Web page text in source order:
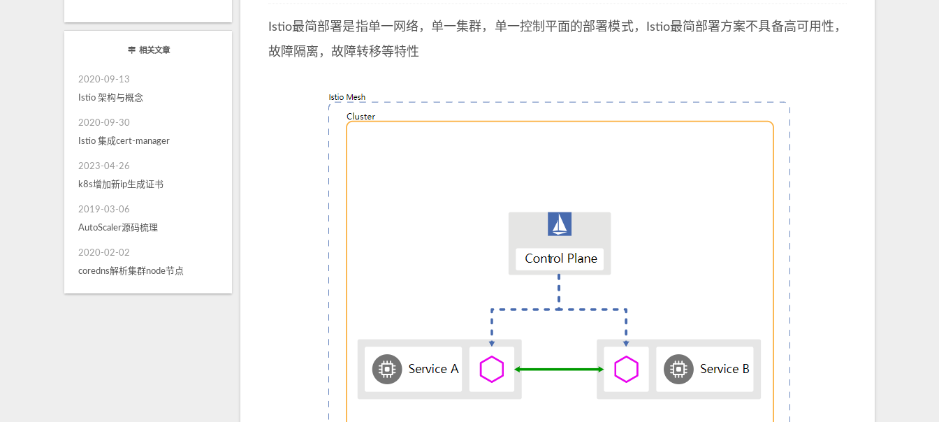
相关文章
2020-09-13
Istio 架构与概念
2020-09-30
Istio 集成cert-manager
2023-04-26
k8s增加新ip生成证书
2019-03-06
AutoScaler源码梳理
2020-02-02
coredns解析集群node节点
Istio最简部署是指单一网络，单一集群，单一控制平面的部署模式，Istio最简部署方案不具备高可用性，
故障隔离，故障转移等特性